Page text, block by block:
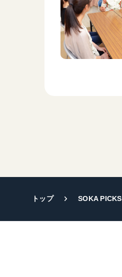
トップ SOKA PICKS